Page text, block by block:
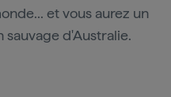
et vous aurez un
d'Australie.